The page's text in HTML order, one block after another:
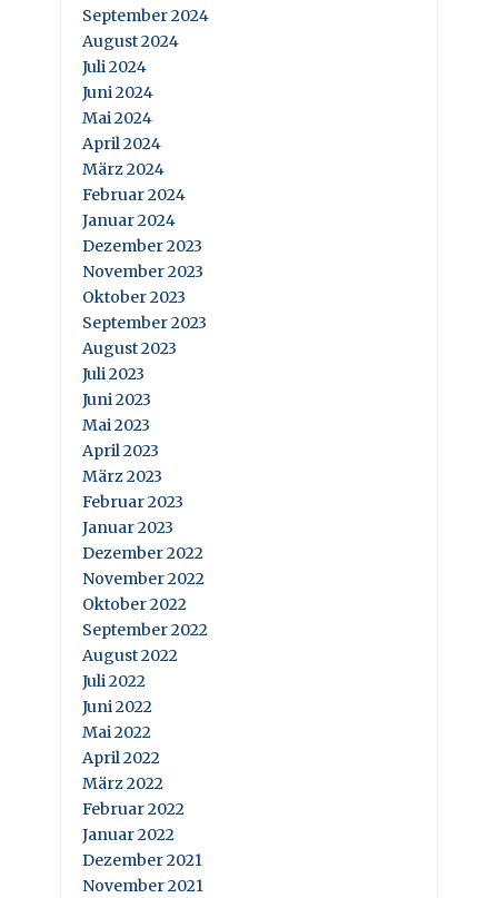
September 2024
August 2024
Juli 2024
Juni 2024
Mai 2024
April 2024
März 2024
Februar 2024
Januar 2024
Dezember 2023
November 2023
Oktober 2023
September 2023
August 2023
Juli 2023
Juni 2023
Mai 2023
April 2023
März 2023
Februar 2023
Januar 2023
Dezember 2022
November 2022
Oktober 2022
September 2022
August 2022
Juli 2022
Juni 2022
Mai 2022
April 2022
März 2022
Februar 2022
Januar 2022
Dezember 2021
November 2021